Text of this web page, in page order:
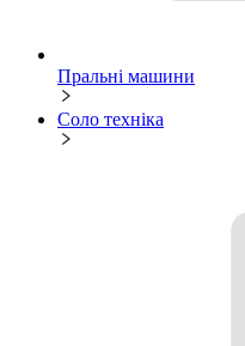
Пральні машини
Соло техніка